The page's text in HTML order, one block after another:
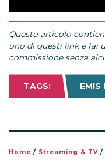
Questo articolo
uno di questi link e fai
commissione senza
TAGS: EMIS
Home / Streaming & TV /